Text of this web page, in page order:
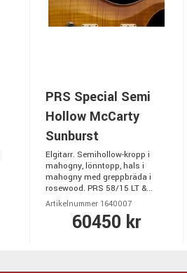
PRS Special Semi
Hollow McCarty
Sunburst
Elgitarr. Semihollow-kropp i
mahogny, lönntopp, hals i
mahogny med greppbräda i
rosewood. PRS 58/15 LT &...
Artikelnummer 1640007
60450 kr